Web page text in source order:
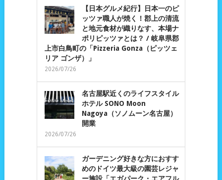
【日本グルメ紀行】日本一のピ
ッツァ職人が焼く！郡上の清流
と地元食材が織りなす、本場ナ
ポリピッツァとは？ / 岐阜県郡
上市白鳥町の「Pizzeria Gonza（ピッツェ
リア ゴンザ）」
2026/07/26
名古屋駅近くのライフスタイル
ホテル SONO Moon
Nagoya（ソノムーン名古屋）
開業
2026/07/26
ガーデニング好きな方におすす
めのドイツ最大級の園芸レジャ